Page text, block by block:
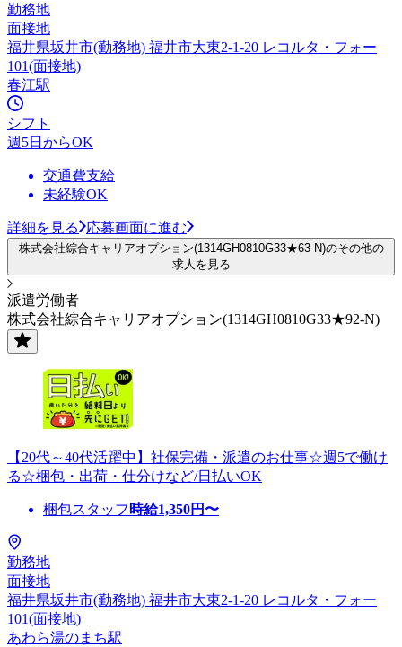
勤務地
面接地
福井県坂井市(勤務地) 福井市大東2-1-20 レコルタ・フォー
101(面接地)
春江駅
シフト
週5日からOK
交通費支給
未経験OK
詳細を見る 応募画面に進む
株式会社綜合キャリアオプション(1314GH0810G33★63-N)のその他の
求人を見る
派遣労働者
株式会社綜合キャリアオプション(1314GH0810G33★92-N)
【20代～40代活躍中】社保完備・派遣のお仕事☆週5で働け
る☆梱包・出荷・仕分けなど/日払いOK
梱包スタッフ 時給1,350円〜
勤務地
面接地
福井県坂井市(勤務地) 福井市大東2-1-20 レコルタ・フォー
101(面接地)
あわら湯のまち駅